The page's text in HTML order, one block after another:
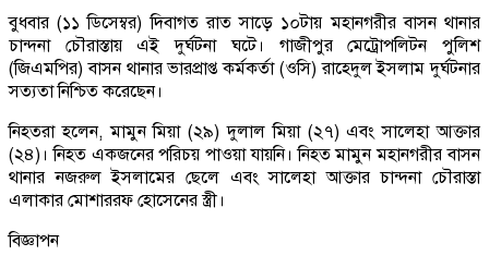
বুধবার (১১ ডিসেম্বর) দিবাগত রাত সাড়ে ১০টায় মহানগরীর বাসন থানার
চান্দনা চৌরাস্তায় এই দুর্ঘটনা ঘটে। গাজীপুর মেট্রোপলিটন পুলিশ
(জিএমপির) বাসন থানার ভারপ্রাপ্ত কর্মকর্তা (ওসি) রাহেদুল ইসলাম দুর্ঘটনার
সত্যতা নিশ্চিত করেছেন।
নিহতরা হলেন, মামুন মিয়া (২৯) দুলাল মিয়া (২৭) এবং সালেহা আক্তার
(২৪)। নিহত একজনের পরিচয় পাওয়া যায়নি। নিহত মামুন মহানগরীর বাসন
থানার নজরুল ইসলামের ছেলে এবং সালেহা আক্তার চান্দনা চৌরাস্তা
এলাকার মোশাররফ হোসেনের স্ত্রী।
বিজ্ঞাপন